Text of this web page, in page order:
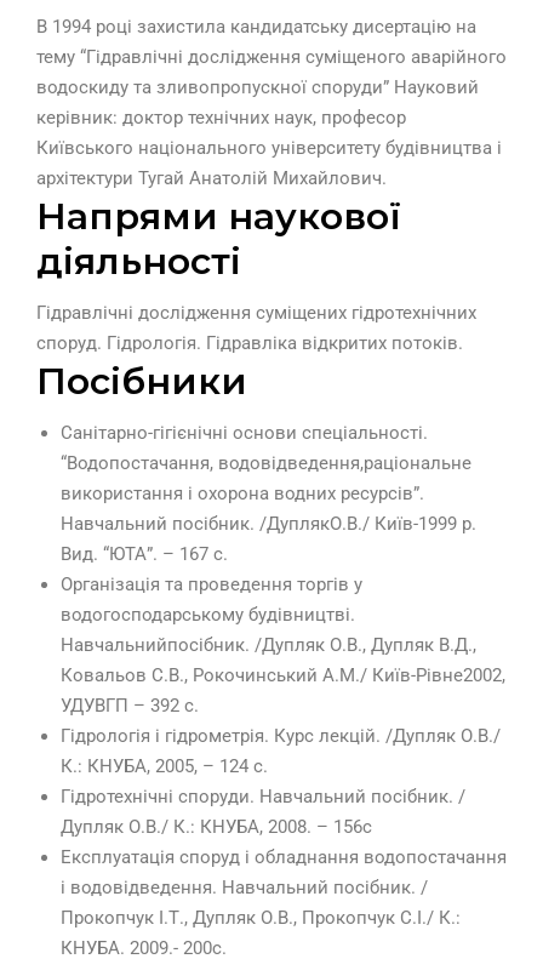
В 1994 році захистила кандидатську дисертацію на
тему “Гідравлічні дослідження суміщеного аварійного
водоскиду та зливопропускної споруди” Науковий
керівник: доктор технічних наук, професор
Київського національного університету будівництва і
архітектури Тугай Анатолій Михайлович.
Напрями наукової
діяльності
Гідравлічні дослідження суміщених гідротехнічних
споруд. Гідрологія. Гідравліка відкритих потоків.
Посібники
Санітарно-гігієнічні основи спеціальності.
“Водопостачання, водовідведення,раціональне
використання і охорона водних ресурсів”.
Навчальний посібник. /ДуплякО.В./ Київ-1999 р.
Вид. “ЮТА”. – 167 с.
Організація та проведення торгів у
водогосподарському будівництві.
Навчальнийпосібник. /Дупляк О.В., Дупляк В.Д.,
Ковальов С.В., Рокочинський А.М./ Київ-Рівне2002,
УДУВГП – 392 с.
Гідрологія і гідрометрія. Курс лекцій. /Дупляк О.В./
К.: КНУБА, 2005, – 124 с.
Гідротехнічні споруди. Навчальний посібник. /
Дупляк О.В./ К.: КНУБА, 2008. – 156с
Експлуатація споруд і обладнання водопостачання
і водовідведення. Навчальний посібник. /
Прокопчук І.Т., Дупляк О.В., Прокопчук С.І./ К.:
КНУБА. 2009.- 200с.